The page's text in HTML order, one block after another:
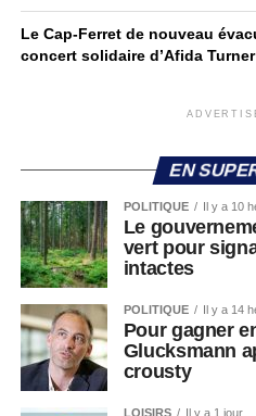
Le Cap-Ferret de nouveau
concert solidaire d’Afida Turner
EN
POLITIQUE Il y a 10
Le
vert pour
intactes
POLITIQUE Il y a 14
Pour gagner
Glucksmann
crousty
LOISIRS Il y a 1 jour